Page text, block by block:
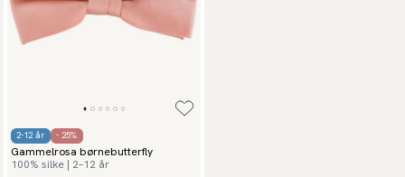
2-12 år - 25%
Gammelrosa børnebutterfly
100% silke | 2–12 år